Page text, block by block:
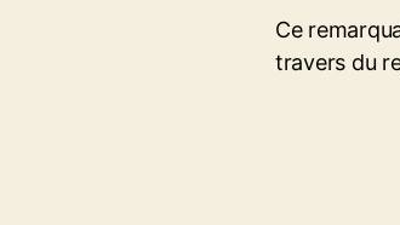
Ce
travers du